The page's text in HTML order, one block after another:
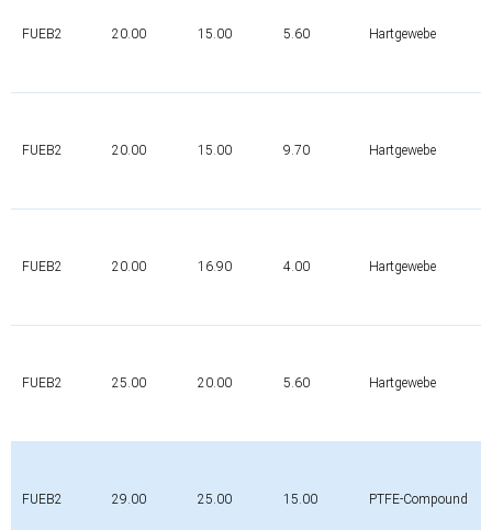
FUEB2 20.00 15.00 5.60 Hartgewebe
FUEB2 20.00 15.00 9.70 Hartgewebe
FUEB2 20.00 16.90 4.00 Hartgewebe
FUEB2 25.00 20.00 5.60 Hartgewebe
FUEB2 29.00 25.00 15.00 PTFE-Compound